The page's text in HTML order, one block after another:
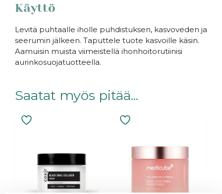
Käyttö
Levitä puhtaalle iholle puhdistuksen, kasvoveden ja
seerumin jälkeen. Taputtele tuote kasvoille käsin.
Aamuisin muista viimeistellä ihonhoitorutiinisi
aurinkosuojatuotteella.
Saatat myös pitää...